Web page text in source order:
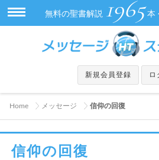
無料の聖書解説 1965 本
新規会員登録 ロ
Home メッセージ 信仰の回復
信仰の回復